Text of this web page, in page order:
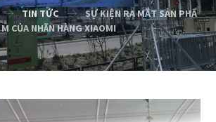
TIN TỨC
SỰ KIỆN RA MẮT SẢN PHẨ
M CỦA NHÃN HÀNG XIAOMI